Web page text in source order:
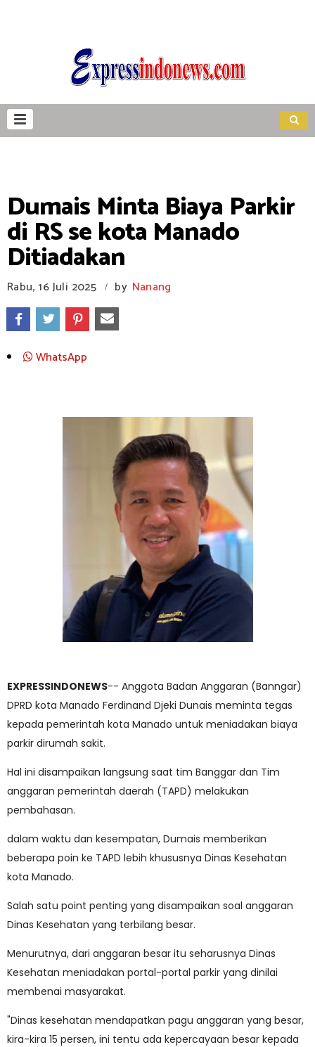
Dumais Minta Biaya Parkir
di RS se kota Manado
Ditiadakan
Rabu, 16 Juli 2025 / by Nanang
WhatsApp
EXPRESSINDONEWS-- Anggota Badan Anggaran (Banngar)
DPRD kota Manado Ferdinand Djeki Dunais meminta tegas
kepada pemerintah kota Manado untuk meniadakan biaya
parkir dirumah sakit.
Hal ini disampaikan langsung saat tim Banggar dan Tim
anggaran pemerintah daerah (TAPD) melakukan
pembahasan.
dalam waktu dan kesempatan, Dumais memberikan
beberapa poin ke TAPD lebih khususnya Dinas Kesehatan
kota Manado.
Salah satu point penting yang disampaikan soal anggaran
Dinas Kesehatan yang terbilang besar.
Menurutnya, dari anggaran besar itu seharusnya Dinas
Kesehatan meniadakan portal-portal parkir yang dinilai
membenai masyarakat.
"Dinas kesehatan mendapatkan pagu anggaran yang besar,
kira-kira 15 persen, ini tentu ada kepercayaan besar kepada